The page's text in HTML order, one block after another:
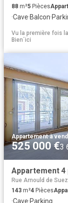
88 m²5 Pièces
·Cave·Balcon·
Vu la première fois
Bien´ici
Appartement·à
525 000 €3
Appartement 4
Rue Arnould de Suez
143 m²4 Pièces
·Cave·Parking